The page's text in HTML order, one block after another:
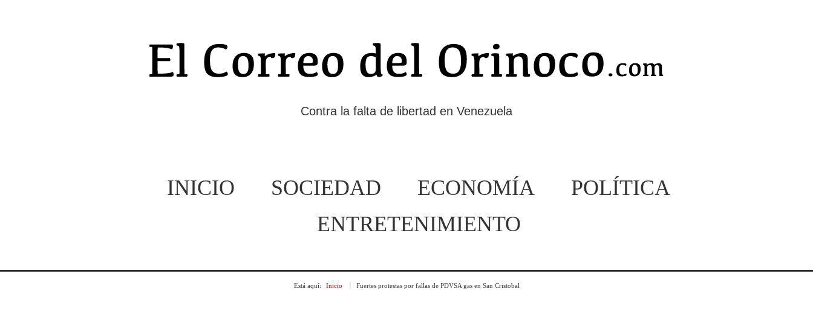
Contra la falta de libertad en Venezuela
INICIO SOCIEDAD ECONOMÍA
POLÍTICA
ENTRETENIMIENTO
Está aquí: Inicio Fuertes protestas por fallas de PDVSA gas en San Cristobal